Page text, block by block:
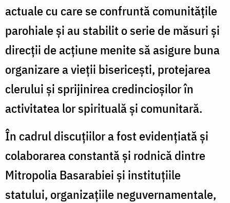
actuale cu care se confruntă comunitățile
parohiale și au stabilit o serie de măsuri și
direcții de acțiune menite să asigure buna
organizare a vieții bisericești, protejarea
clerului și sprijinirea credincioșilor în
activitatea lor spirituală și comunitară.
În cadrul discuțiilor a fost evidențiată și
colaborarea constantă și rodnică dintre
Mitropolia Basarabiei și instituțiile
statului, organizațiile neguvernamentale,